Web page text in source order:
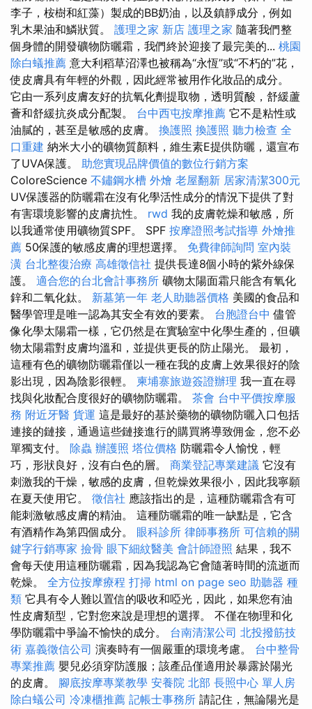
李子，桉樹和紅藻）製成的BB奶油，以及鎮靜成分，例如
乳木果油和鱗狀質。 護理之家 新店 護理之家 隨著我們整
個身體的開發礦物防曬霜，我們終於迎接了最完美的... 桃園
除白蟻推薦 意大利稻草沼澤也被稱為“永恆”或“不朽的”花，
使皮膚具有年輕的外觀，因此經常被用作化妝品的成分。
它由一系列皮膚友好的抗氧化劑提取物，透明質酸，舒緩蘆
薈和舒緩抗炎成分配製。 台中西屯按摩推薦 它不是粘性或
油膩的，甚至是敏感的皮膚。 換護照 換護照 聽力檢查 全
口重建 納米大小的礦物質顏料，維生素E提供防曬，還宣布
了UVA保護。 助您實現品牌價值的數位行銷方案
ColoreScience 不鏽鋼水槽 外燴 老屋翻新 居家清潔300元
UV保護器的防曬霜在沒有化學活性成分的情況下提供了對
有害環境影響的皮膚抗性。 rwd 我的皮膚乾燥和敏感，所
以我通常使用礦物質SPF。 SPF 按摩證照考試指導 外燴推
薦 50保護的敏感皮膚的理想選擇。 免費律師詢問 室內裝
潢 台北整復治療 高雄徵信社 提供長達8個小時的紫外線保
護。 適合您的台北會計事務所 礦物太陽面霜只能含有氧化
鋅和二氧化鈦。 新墓第一年 老人助聽器價格 美國的食品和
醫學管理是唯一認為其安全有效的要素。 台胞證台中 儘管
像化學太陽霜一樣，它仍然是在實驗室中化學生產的，但礦
物太陽霜對皮膚均溫和，並提供更長的防止陽光。 最初，
這種有色的礦物防曬霜僅以一種在我的皮膚上效果很好的陰
影出現，因為陰影很輕。 柬埔寨旅遊簽證辦理 我一直在尋
找與化妝配合度很好的礦物防曬霜。 茶會 台中平價按摩服
務 附近牙醫 貨運 這是最好的基於藥物的礦物防曬入口包括
連接的鏈接，通過這些鏈接進行的購買將導致佣金，您不必
單獨支付。 除蟲 辦護照 塔位價格 防曬霜令人愉悅，輕
巧，形狀良好，沒有白色的層。 商業登記專業建議 它沒有
刺激我的干燥，敏感的皮膚，但乾燥效果很小，因此我寧願
在夏天使用它。 徵信社 應該指出的是，這種防曬霜含有可
能刺激敏感皮膚的精油。 這種防曬霜的唯一缺點是，它含
有酒精作為第四個成分。 眼科診所 律師事務所 可信賴的關
鍵字行銷專家 撿骨 眼下細紋醫美 會計師證照 結果，我不
會每天使用這種防曬霜，因為我認為它會隨著時間的流逝而
乾燥。 全方位按摩療程 打掃 html on page seo 助聽器 種
類 它具有令人難以置信的吸收和啞光，因此，如果您有油
性皮膚類型，它對您來說是理想的選擇。 不僅在物理和化
學防曬霜中爭論不愉快的成分。 台南清潔公司 北投撥筋技
術 嘉義徵信公司 演奏時有一個嚴重的環境考慮。 台中整骨
專業推薦 嬰兒必須穿防護服；該產品僅適用於暴露於陽光
的皮膚。 腳底按摩專業教學 安養院 北部 長照中心 單人房
除白蟻公司 冷凍櫃推薦 記帳士事務所 請記住，無論陽光是